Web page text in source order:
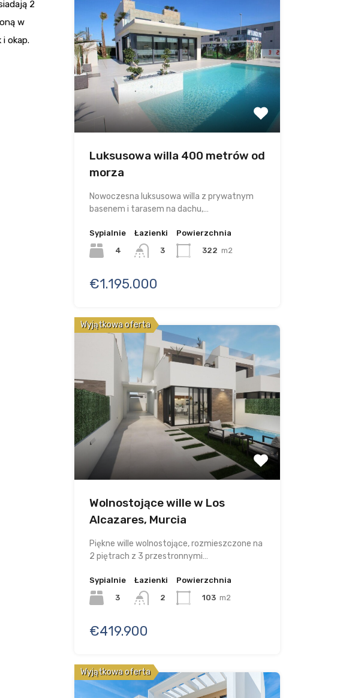
2
w
i okap.
Luksusowa willa 400 metrów od
morza
Nowoczesna luksusowa willa z prywatnym
basenem i tarasem na dachu,…
Sypialnie
4
Łazienki
3
Powierzchnia
322 m2
€1.195.000
Wyjątkowa oferta
Wolnostojące wille w Los
Alcazares, Murcia
Piękne wille wolnostojące, rozmieszczone na
2 piętrach z 3 przestronnymi…
Sypialnie
3
Łazienki
2
Powierzchnia
103 m2
€419.900
Wyjątkowa oferta